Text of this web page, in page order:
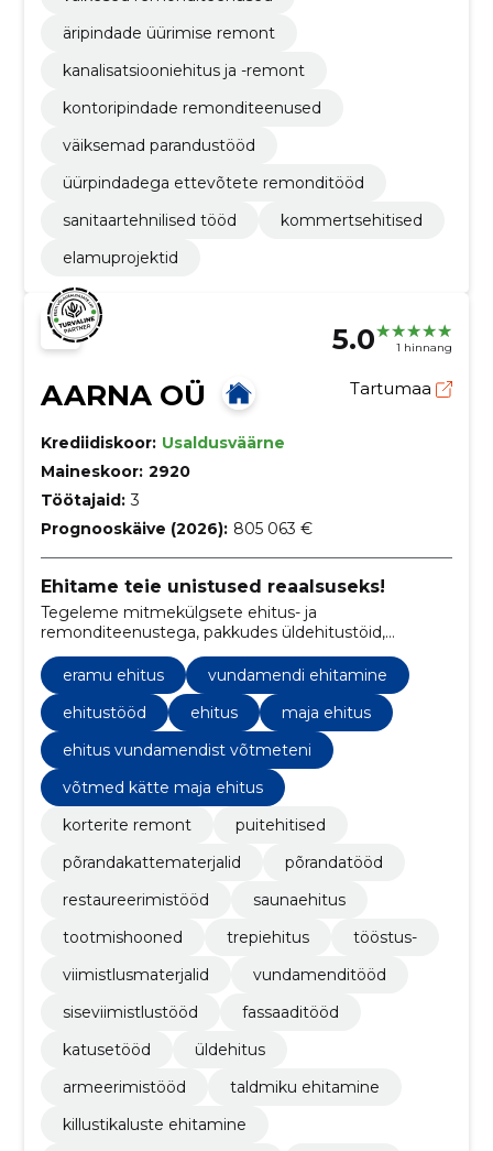
äripindade üürimise remont
kanalisatsiooniehitus ja -remont
kontoripindade remonditeenused
väiksemad parandustööd
üürpindadega ettevõtete remonditööd
sanitaartehnilised tööd
kommertsehitised
elamuprojektid
5.0 1 hinnang
AARNA OÜ Tartumaa
Krediidiskoor: Usaldusväärne
Maineskoor: 2920
Töötajaid: 3
Prognooskäive (2026): 805 063 €
Ehitame teie unistused reaalsuseks!
Tegeleme mitmekülgsete ehitus- ja
remonditeenustega, pakkudes üldehitustöid,
siseviimistlustöid, fassaaditöid, katuste ehitust,
põrandatöid, santehnilisi töid, elektritöid ning
renoveerimist.
eramu ehitus
vundamendi ehitamine
ehitustööd
ehitus
maja ehitus
ehitus vundamendist võtmeteni
võtmed kätte maja ehitus
korterite remont
puitehitised
põrandakattematerjalid
põrandatööd
restaureerimistööd
saunaehitus
tootmishooned
trepiehitus
tööstus-
viimistlusmaterjalid
vundamenditööd
siseviimistlustööd
fassaaditööd
katusetööd
üldehitus
armeerimistööd
taldmiku ehitamine
killustikaluste ehitamine